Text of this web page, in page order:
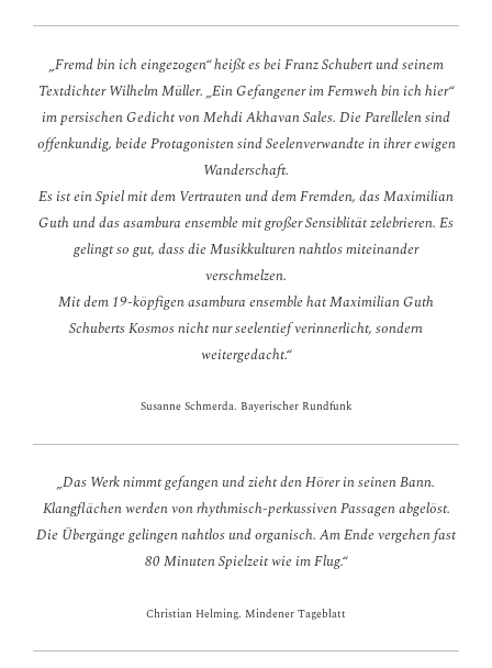
„Fremd bin ich eingezogen“ heißt es bei Franz Schubert und seinem
Textdichter Wilhelm Müller. „Ein Gefangener im Fernweh bin ich hier“
im persischen Gedicht von Mehdi Akhavan Sales. Die Parellelen sind
offenkundig, beide Protagonisten sind Seelenverwandte in ihrer ewigen
Wanderschaft.
Es ist ein Spiel mit dem Vertrauten und dem Fremden, das Maximilian
Guth und das asambura ensemble mit großer Sensiblität zelebrieren. Es
gelingt so gut, dass die Musikkulturen nahtlos miteinander
verschmelzen.
Mit dem 19-köpfigen asambura ensemble hat Maximilian Guth
Schuberts Kosmos nicht nur seelentief verinnerlicht, sondern
weitergedacht.“
Susanne Schmerda. Bayerischer Rundfunk
„Das Werk nimmt gefangen und zieht den Hörer in seinen Bann.
Klangflächen werden von rhythmisch-perkussiven Passagen abgelöst.
Die Übergänge gelingen nahtlos und organisch. Am Ende vergehen fast
80 Minuten Spielzeit wie im Flug.“
Christian Helming. Mindener Tageblatt